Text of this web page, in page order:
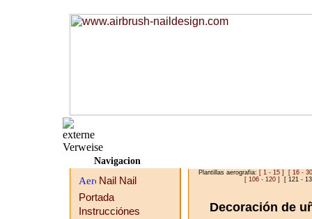
Plantillas aerografia: [ 1 - 15 ]
[ 16 -
[ 106 - 120 ]
[ 121 -
Decoración de
Navigacion
Portada
Instrucciónes